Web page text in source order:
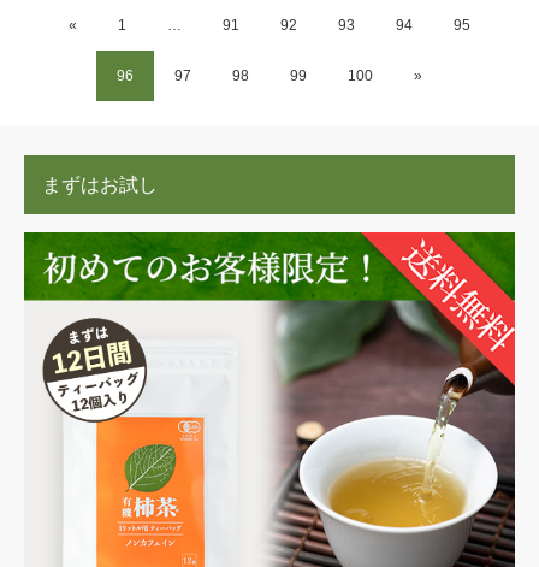
« 1 … 91 92 93 94 95
96 97 98 99 100 »
まずはお試し